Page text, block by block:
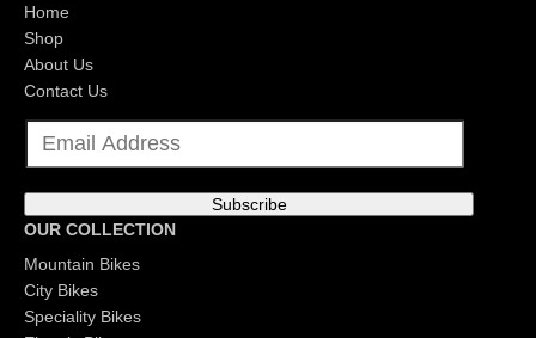
Home
Shop
About Us
Contact Us
E
a
*
Subscribe
OUR COLLECTION
Mountain Bikes
City Bikes
Speciality Bikes